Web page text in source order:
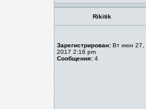
Rikitik
Зарегистрирован: Вт июн 27,
2017 2:16 pm
Сообщения: 4